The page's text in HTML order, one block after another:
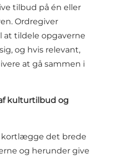
tilbud på én eller
Ordregiver
at tildele opgaverne
og hvis relevant,
at gå sammen i
kulturtilbud og
kortlægge det brede
og herunder give